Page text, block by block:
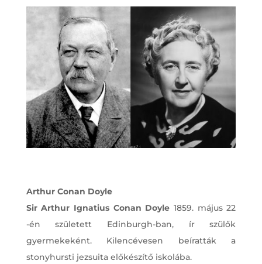
Arthur Conan Doyle
Sir Arthur Ignatius Conan Doyle 1859. május 22
-én született Edinburgh-ban, ír szülők
gyermekeként. Kilencévesen beíratták a
stonyhursti jezsuita előkészítő iskolába.